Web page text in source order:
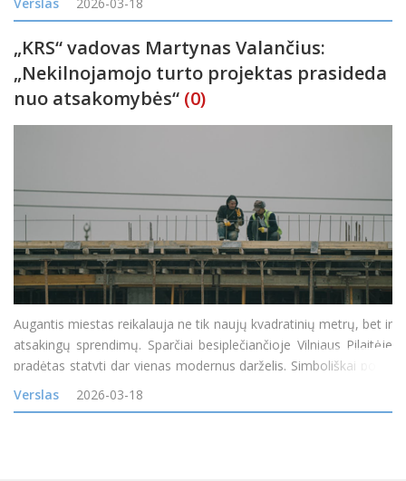
dažniausiai svarstomų variantų – perėjim
„KRS“ vadovas Martynas Valančius:
„Nekilnojamojo turto projektas prasideda
nuo atsakomybės“ (0)
Augantis miestas reikalauja ne tik naujų kvadratinių metrų, bet ir
atsakingų sprendimų. Sparčiai besiplečiančioje Vilniaus Pilaitėje
pradėtas statyti dar vienas modernus darželis. Simboliškai po jo
pamatais įkasta laiko kapsulė, skirta ateities kartoms. Tai
ženklas, kad projektas turi ne tik
Verslas 2026-03-18